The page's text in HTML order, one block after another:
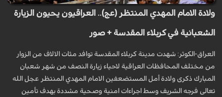
ولادة الامام المهدي المنتظر (عج).. العراقيون يحيون الزيارة
الشعبانية في كربلاء المقدسة + صور
العراق-الكوثر: شهدت مدينة كربلاء المقدسة توافد مئات الالاف من الزوار
من مختلف المحافظات العراقية لاحياء زيارة النصف من شهر شعبان
المبارك ذكرى ولادة أمل المستضعفين الامام المهدي المنتظر عجل الله
تعالى فرجه الشريف وسط اجراءات امنية وصحية مشددة بهدف تأمين